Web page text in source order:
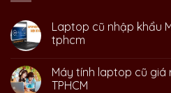
Laptop cũ nhập khẩu
tphcm
Máy tính laptop cũ giá
TPHCM